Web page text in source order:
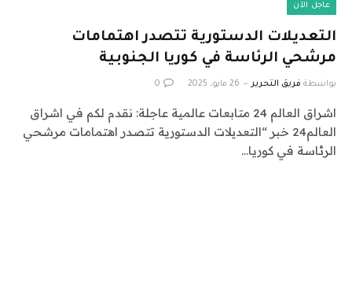
عاجل الآن
التعديلات الدستورية تتصدر اهتمامات
مرشحي الرئاسة في كوريا الجنوبية
بواسطة فريق التحرير 26 مايو، 2025 0
اشراق العالم 24 متابعات عالمية عاجلة: نقدم لكم في اشراق
العالم24 خبر “التعديلات الدستورية تتصدر اهتمامات مرشحي
الرئاسة في كوريا…